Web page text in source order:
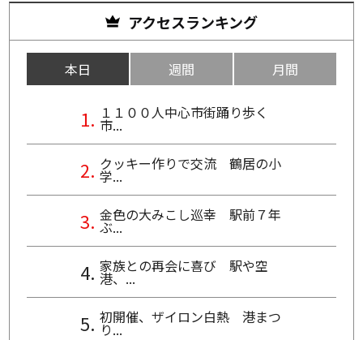
アクセスランキング
本日 週間 月間
１１００人中心市街踊り歩く
市...
クッキー作りで交流 鶴居の小
学...
金色の大みこし巡幸 駅前７年
ぶ...
家族との再会に喜び 駅や空
港、...
初開催、ザイロン白熱 港まつ
り...